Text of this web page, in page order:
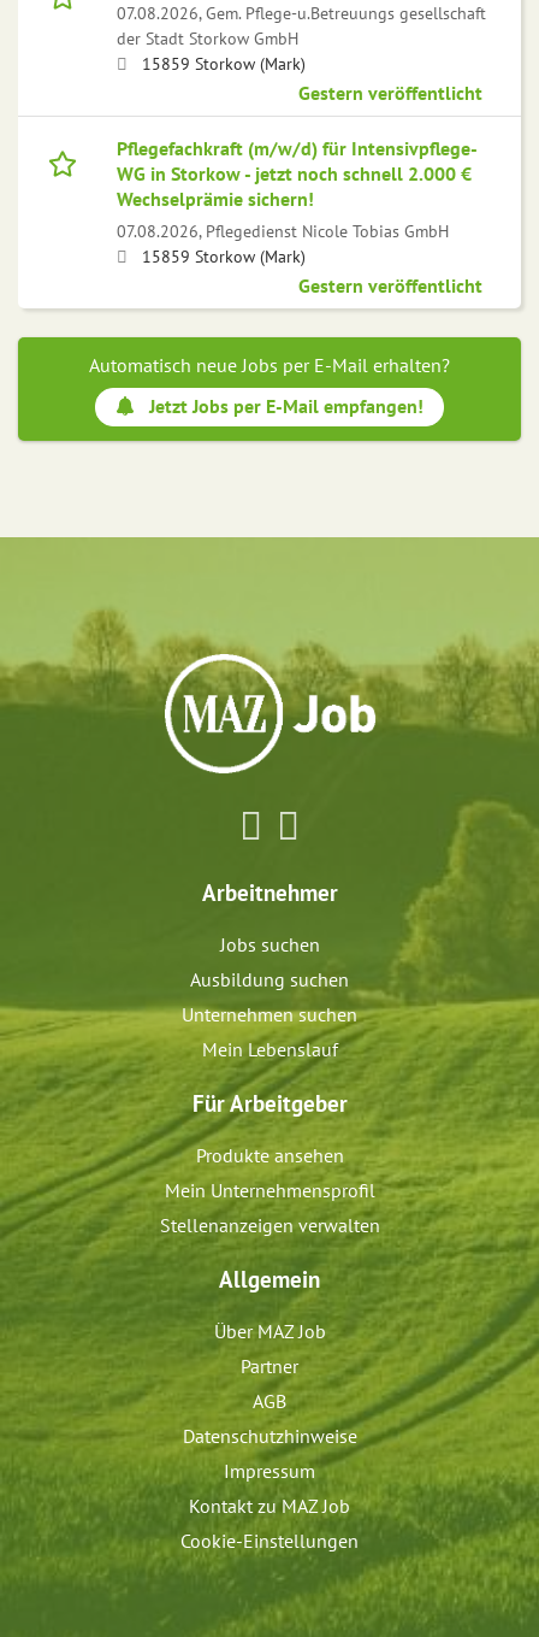
07.08.2026,Gem. Pflege-u.Betreuungs gesellschaft
der Stadt Storkow GmbH
15859 Storkow (Mark)
Gestern veröffentlicht
Pflegefachkraft (m/w/d) für Intensivpflege-
WG in Storkow - jetzt noch schnell 2.000 €
Wechselprämie sichern!
07.08.2026, Pflegedienst Nicole Tobias GmbH
15859 Storkow (Mark)
Gestern veröffentlicht
Automatisch neue Jobs per E-Mail erhalten?
Jetzt Jobs per E-Mail empfangen!
Arbeitnehmer
Jobs suchen
Ausbildung suchen
Unternehmen suchen
Mein Lebenslauf
Für Arbeitgeber
Produkte ansehen
Mein Unternehmensprofil
Stellenanzeigen verwalten
Allgemein
Über MAZ Job
Partner
AGB
Datenschutzhinweise
Impressum
Kontakt zu MAZ Job
Cookie-Einstellungen